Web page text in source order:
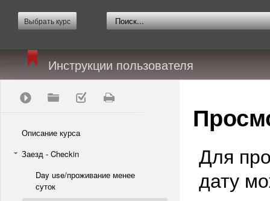
Выбрать курс
Инструкции пользователя
Описание курса
Заезд - Checkin
Day use/проживание менее
суток
Для
дату